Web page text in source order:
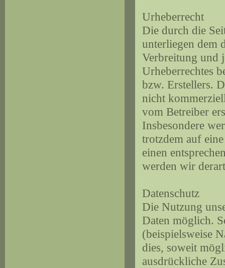
Urheberrecht
Die durch die
unterliegen dem
Verbreitung und
Urheberrechtes
bzw. Erstellers.
nicht
vom Betreiber
Insbesondere
trotzdem auf
einen
werden wir
Datenschutz
Die Nutzung
Daten möglich.
(beispielsweise
dies, soweit
ausdrückliche